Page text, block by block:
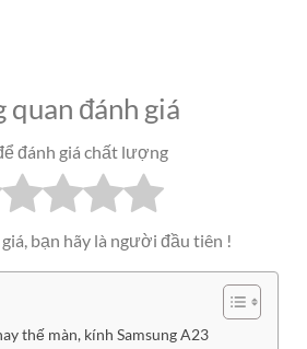
quan đánh giá
đánh giá chất lượng
bạn hãy là người đầu tiên !
thế màn, kính Samsung A23